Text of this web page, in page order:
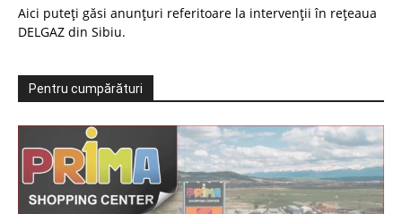
Aici puteți găsi anunțuri referitoare la intervenții în rețeaua
DELGAZ din Sibiu.
Pentru cumpărături